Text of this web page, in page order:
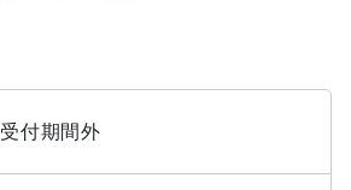
受付期間外